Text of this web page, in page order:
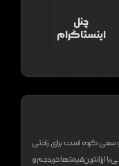
چنل
اینستاگرام
را آغاز کرده و سعی کرده است برای راحتی
با ارزانترین قیمتها خرید جم و